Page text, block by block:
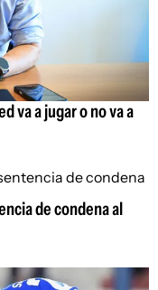
va a jugar o no va a
de condena al